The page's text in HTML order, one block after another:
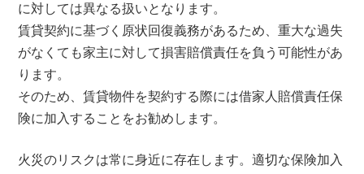
に対しては異なる扱いとなります。
賃貸契約に基づく原状回復義務があるため、重大な過失
がなくても家主に対して損害賠償責任を負う可能性があ
ります。
そのため、賃貸物件を契約する際には借家人賠償責任保
険に加入することをお勧めします。
火災のリスクは常に身近に存在します。適切な保険加入